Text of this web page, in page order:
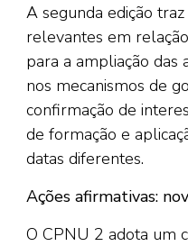
A segunda edição
relevantes em
para a ampliação das
nos mecanismos de
confirmação de
de formação e
datas diferentes.
Ações afirmativas:
O CPNU 2 adota um